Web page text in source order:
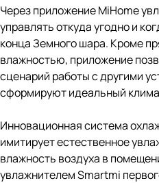
Через приложение MiHome
управлять откуда угодно и
конца Земного шара. Кроме
влажностью, приложение
сценарий работы с другими
сформируют идеальный
Инновационная система
имитирует естественное
влажность воздуха в
увлажнителем Smartmi